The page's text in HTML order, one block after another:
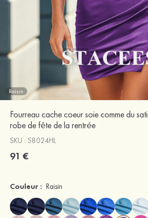
Raisin
Fourreau cache coeur soie comme du
robe de fête de la rentrée
SKU : S8024HL
91 €
Couleur : Raisin